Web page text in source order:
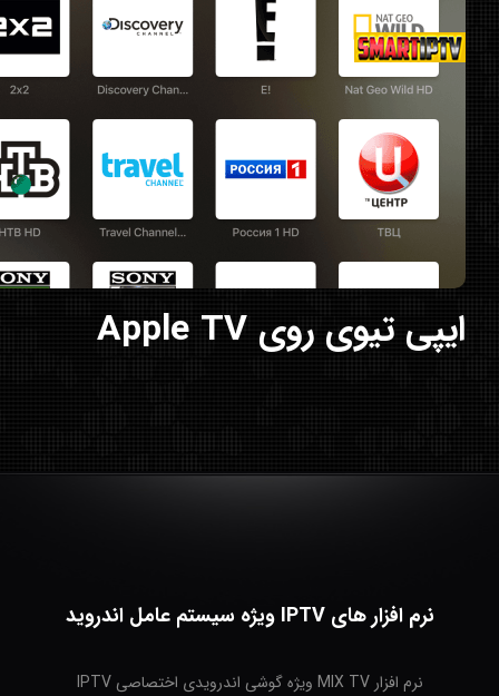
ایپی تیوی روی Apple TV
نرم افزار های IPTV ویژه سیستم عامل اندروید
نرم افزار MIX TV ویژه گوشی اندرویدی اختصاصی IPTV